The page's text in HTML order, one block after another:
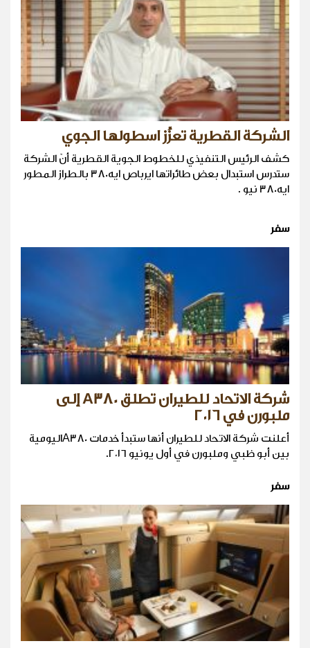
الشركة القطرية تعزِّز اسطولها الجوي
كشف الرئيس التنفيذي للخطوط الجوية القطرية أنّ الشركة
ستدرس استبدال بعض طائراتها ايرباص ايه380 بالطراز المطور
ايه380 نيو .
سفر
شركة الاتحاد للطيران تطلق A380 إلى
ملبورن في ٢٠١٦
أعلنت شركة الاتحاد للطيران أنها ستبدأ خدمات A380اليومية
بين أبو ظبي وملبورن في أول يونيو ٢٠١٦.
سفر